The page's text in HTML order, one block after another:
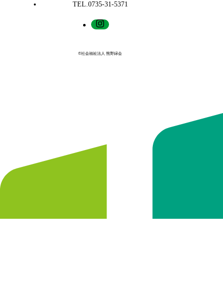
TEL.0735-31-5371
©社会福祉法人 熊野緑会